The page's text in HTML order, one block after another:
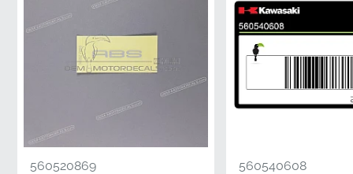
Embalaje original:
Su pedido llegará en un
embalaje auténtico del fabricante, lo que garantiza
que el adhesivo y el vinilo permanezcan protegidos
hasta que esté listo para la instalación.
Método de envío plano:
Nos aseguramos de que
estos gráficos nunca se enrollen ni se plieguen
durante el transporte, manteniendo la integridad del
vinilo para un acabado sin burbujas.
560520869
560540608